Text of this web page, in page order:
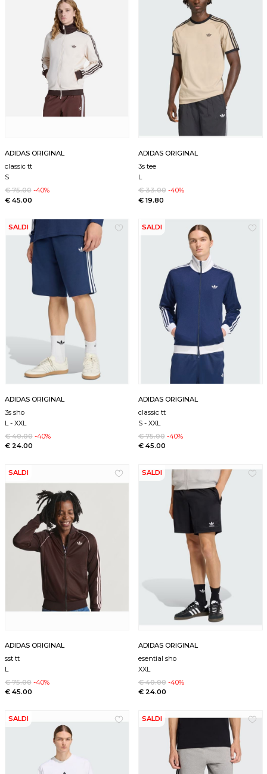
ADIDAS ORIGINAL
classic tt
S
€ 75.00 -40%
€ 45.00
ADIDAS ORIGINAL
3s tee
L
€ 33.00 -40%
€ 19.80
SALDI
ADIDAS ORIGINAL
3s sho
L-XXL
€ 40.00 -40%
€ 24.00
SALDI
ADIDAS ORIGINAL
classic tt
S -XXL
€ 75.00 -40%
€ 45.00
SALDI
ADIDAS ORIGINAL
sst tt
L
€ 75.00 -40%
€ 45.00
SALDI
ADIDAS ORIGINAL
esential sho
XXL
€ 40.00 -40%
€ 24.00
SALDI SALDI